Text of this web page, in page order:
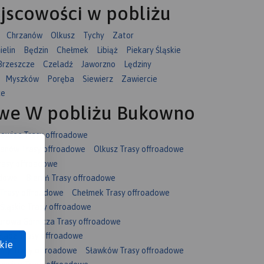
w pobliżu
Chrzanów Olkusz Tychy
Zator
Będzin Chełmek Libiąż
Piekary Śląskie
Czeladź Jaworzno
Lędziny
Myszków Poręba Siewierz
Zawiercie
W pobliżu Bukowno
Trasy offroadowe
Trasy offroadowe
Olkusz Trasy offroadowe
offroadowe
Bieruń Trasy offroadowe
offroadowe
Chełmek Trasy offroadowe
Śląskie Trasy offroadowe
Górnicza Trasy offroadowe
Trasy offroadowe
Trasy offroadowe
Sławków Trasy offroadowe